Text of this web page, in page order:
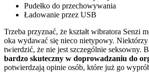
Pudełko do przechowywania
Ładowanie przez USB
Trzeba przyznać, że kształt wibratora Senzi
oka wydawać się nieco nietypowy.
twierdzić, że nie jest szczególnie seksowny.
bardzo skuteczny w doprowadzaniu do
potwierdzają opinie osób, które już go